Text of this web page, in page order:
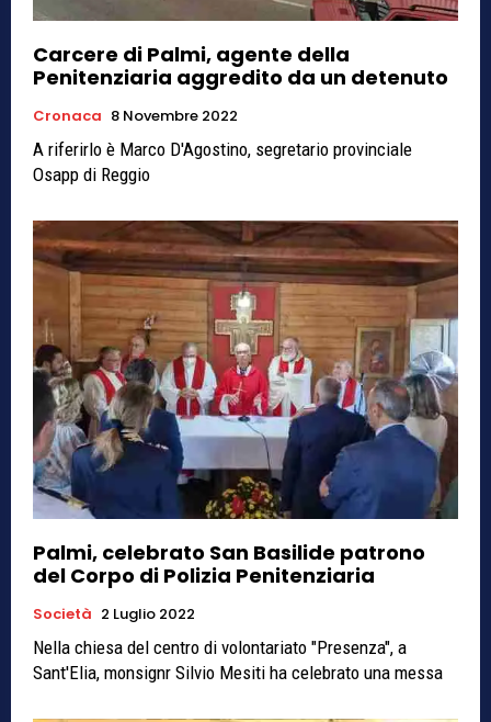
Carcere di Palmi, agente della
Penitenziaria aggredito da un detenuto
Cronaca 8 Novembre 2022
A riferirlo è Marco D'Agostino, segretario provinciale
Osapp di Reggio
Palmi, celebrato San Basilide patrono
del Corpo di Polizia Penitenziaria
Società 2 Luglio 2022
Nella chiesa del centro di volontariato "Presenza", a
Sant'Elia, monsignr Silvio Mesiti ha celebrato una messa